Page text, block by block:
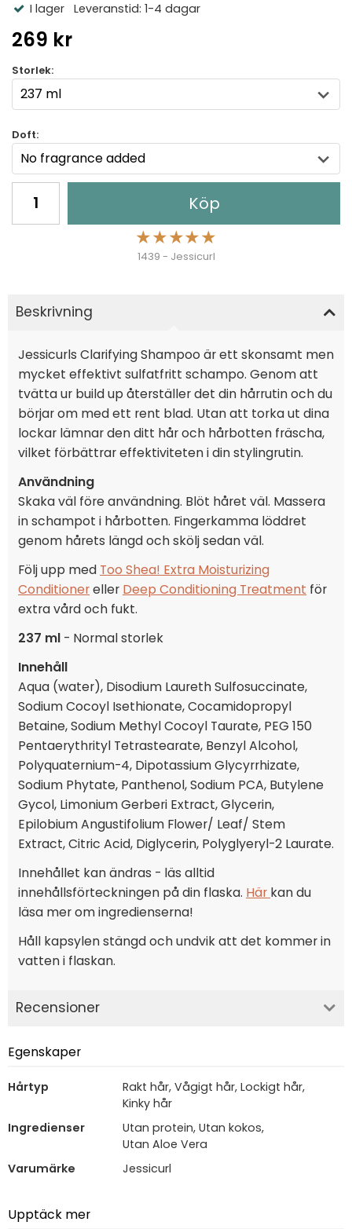
I lager Leveranstid: 1-4 dagar
269 kr
Storlek:
Doft:
Köp
★★★★★
1439 - Jessicurl
Beskrivning
Jessicurls Clarifying Shampoo är ett skonsamt men
mycket effektivt sulfatfritt schampo. Genom att
tvätta ur build up återställer det din hårrutin och du
börjar om med ett rent blad. Utan att torka ut dina
lockar lämnar den ditt hår och hårbotten fräscha,
vilket förbättrar effektiviteten i din stylingrutin.
Användning
Skaka väl före användning. Blöt håret väl. Massera
in schampot i hårbotten. Fingerkamma löddret
genom hårets längd och skölj sedan väl.
Följ upp med Too Shea! Extra Moisturizing
Conditionereller Deep Conditioning Treatment för
extra vård och fukt.
237 ml - Normal storlek
Innehåll
Aqua (water), Disodium Laureth Sulfosuccinate,
Sodium Cocoyl Isethionate, Cocamidopropyl
Betaine, Sodium Methyl Cocoyl Taurate, PEG 150
Pentaerythrityl Tetrastearate, Benzyl Alcohol,
Polyquaternium-4, Dipotassium Glycyrrhizate,
Sodium Phytate, Panthenol, Sodium PCA, Butylene
Gycol, Limonium Gerberi Extract, Glycerin,
Epilobium Angustifolium Flower/ Leaf/ Stem
Extract, Citric Acid, Diglycerin, Polyglyeryl-2 Laurate.
Innehållet kan ändras - läs alltid
innehållsförteckningen på din flaska. Här kan du
läsa mer om ingredienserna!
Håll kapsylen stängd och undvik att det kommer in
vatten i flaskan.
Recensioner
Egenskaper
Hårtyp
Rakt hår, Vågigt hår, Lockigt hår,
Kinky hår
Ingredienser
Utan protein, Utan kokos,
Utan Aloe Vera
Varumärke
Jessicurl
Upptäck mer